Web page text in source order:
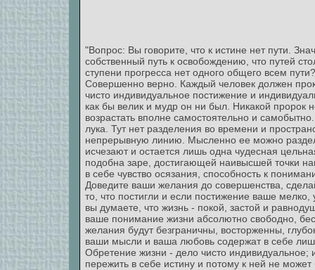
"Вопрос: Вы говорите, что к истине нет пути.
собственный путь к освобождению, что путей
ступени прогресса нет одного общего всем пути?
Совершенно верно. Каждый человек должен
чисто индивидуальное постижение и
как бы велик и мудр он ни был. Никакой пророк
возрастать вполне самостоятельно и
лука. Тут нет разделения во времени и
непрерывную линию. Мысленно ее можно
исчезают и остается лишь одна чудесная
подобна заре, достигающей наивысшей точки
в себе чувство осязания, способность к
Доведите ваши желания до совершенства,
то, что постигли и если постижение ваше
вы думаете, что жизнь - покой, застой и
ваше понимание жизни абсолютно свободно,
желания будут безграничны, восторженны,
ваши мысли и ваша любовь содержат в себе
Обретение жизни - дело чисто
пережить в себе истину и потому к ней не может